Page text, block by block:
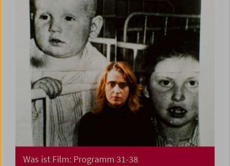
Was ist Film: Programm 31-38